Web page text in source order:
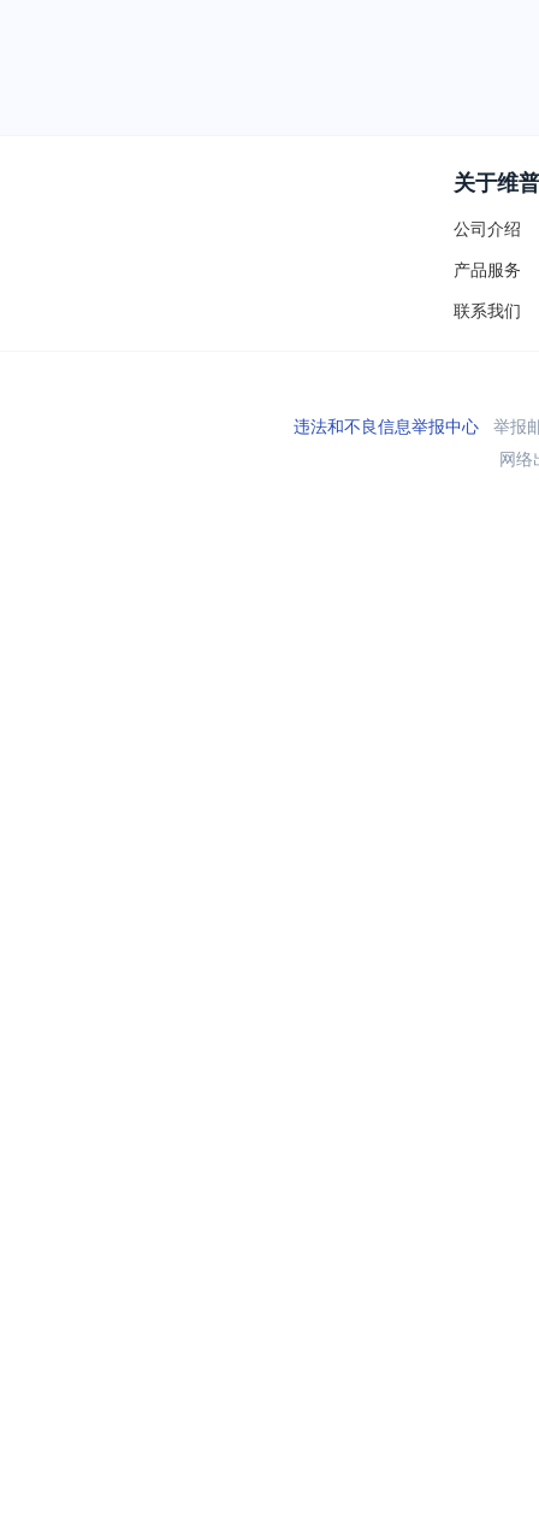
关于维普
公司介绍
产品服务
联系我们
违法和不良信息举报中心举报
网